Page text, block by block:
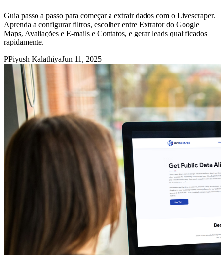
Guia passo a passo para começar a extrair dados com o Livescraper.
Aprenda a configurar filtros, escolher entre Extrator do Google
Maps, Avaliações e E-mails e Contatos, e gerar leads qualificados
rapidamente.
PPiyush KalathiyaJun 11, 2025